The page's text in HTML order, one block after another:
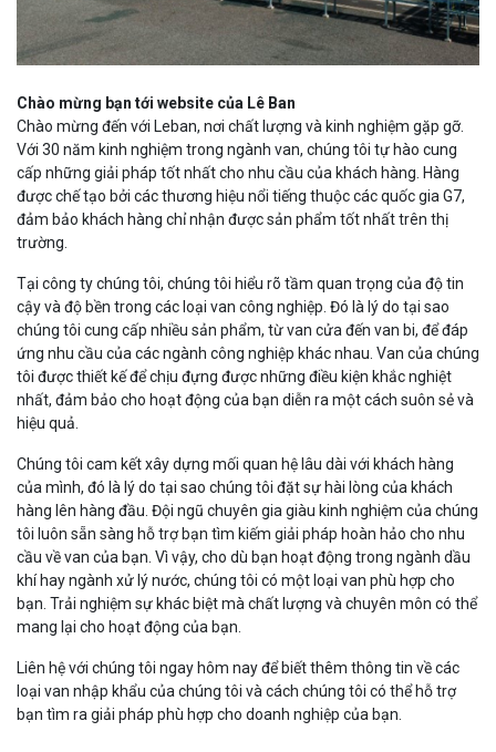
PEKOS
Chào mừng bạn tới website của Lê Ban
Chào mừng đến với Leban, nơi chất lượng và kinh nghiệm gặp gỡ.
Với 30 năm kinh nghiệm trong ngành van, chúng tôi tự hào cung
cấp những giải pháp tốt nhất cho nhu cầu của khách hàng. Hàng
được chế tạo bởi các thương hiệu nổi tiếng thuộc các quốc gia G7,
đảm bảo khách hàng chỉ nhận được sản phẩm tốt nhất trên thị
trường.
Tại công ty chúng tôi, chúng tôi hiểu rõ tầm quan trọng của độ tin
cậy và độ bền trong các loại van công nghiệp. Đó là lý do tại sao
chúng tôi cung cấp nhiều sản phẩm, từ van cửa đến van bi, để đáp
ứng nhu cầu của các ngành công nghiệp khác nhau. Van của chúng
tôi được thiết kế để chịu đựng được những điều kiện khắc nghiệt
nhất, đảm bảo cho hoạt động của bạn diễn ra một cách suôn sẻ và
hiệu quả.
Chúng tôi cam kết xây dựng mối quan hệ lâu dài với khách hàng
của mình, đó là lý do tại sao chúng tôi đặt sự hài lòng của khách
hàng lên hàng đầu. Đội ngũ chuyên gia giàu kinh nghiệm của chúng
tôi luôn sẵn sàng hỗ trợ bạn tìm kiếm giải pháp hoàn hảo cho nhu
cầu về van của bạn. Vì vậy, cho dù bạn hoạt động trong ngành dầu
khí hay ngành xử lý nước, chúng tôi có một loại van phù hợp cho
bạn. Trải nghiệm sự khác biệt mà chất lượng và chuyên môn có thể
mang lại cho hoạt động của bạn.
Liên hệ với chúng tôi ngay hôm nay để biết thêm thông tin về các
loại van nhập khẩu của chúng tôi và cách chúng tôi có thể hỗ trợ
bạn tìm ra giải pháp phù hợp cho doanh nghiệp của bạn.